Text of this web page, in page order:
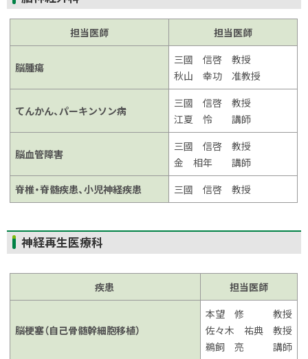
ッ
に
る
担当医師 担当医師
脳腫瘍
三國 信啓 教授
秋山 幸功 准教授
てんかん、パーキンソン病
三國 信啓 教授
江夏 怜 講師
脳血管障害
三國 信啓 教授
金 相年 講師
脊椎・脊髄疾患、小児神経疾患
三國 信啓 教授
ト
ッ
プ
戻
神経再生医療科
疾患 担当医師
脳梗塞（自己骨髄幹細胞移植）
本望 修 教授
佐々木 祐典 教授
鵜飼 亮 講師